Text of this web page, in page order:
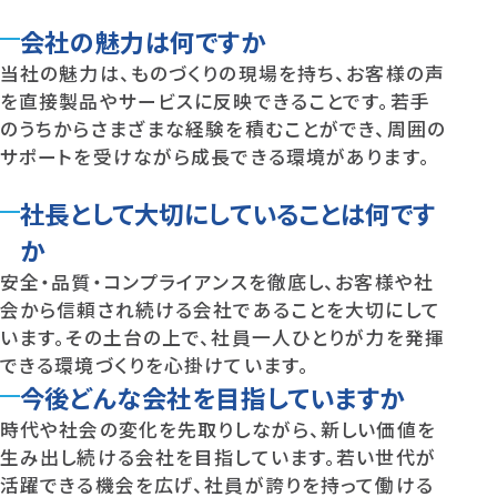
会社の魅力は何ですか
当社の魅力は、ものづくりの現場を持ち、お客様の声
を直接製品やサービスに反映できることです。若手
のうちからさまざまな経験を積むことができ、周囲の
サポートを受けながら成長できる環境があります。
社長として大切にしていることは何です
か
安全・品質・コンプライアンスを徹底し、お客様や社
会から信頼され続ける会社であることを大切にして
います。その土台の上で、社員一人ひとりが力を発揮
できる環境づくりを心掛けています。
今後どんな会社を目指していますか
時代や社会の変化を先取りしながら、新しい価値を
生み出し続ける会社を目指しています。若い世代が
活躍できる機会を広げ、社員が誇りを持って働ける